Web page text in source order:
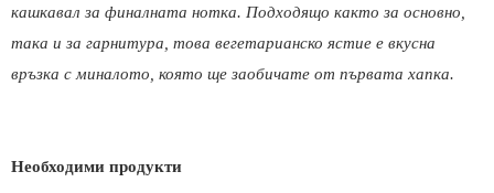
кашкавал за финалната нотка. Подходящо както за основно,
така и за гарнитура, това вегетарианско ястие е вкусна
връзка с миналото, която ще заобичате от първата хапка.
Необходими продукти